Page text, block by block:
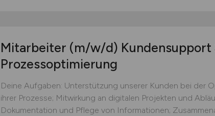
Mitarbeiter (m/w/d) Kundensupport
Prozessoptimierung
Deine Aufgaben: Unterstützung unserer Kunden bei der
ihrer Prozesse; Mitwirkung an digitalen Projekten und
Dokumentation und Pflege von Informationen;